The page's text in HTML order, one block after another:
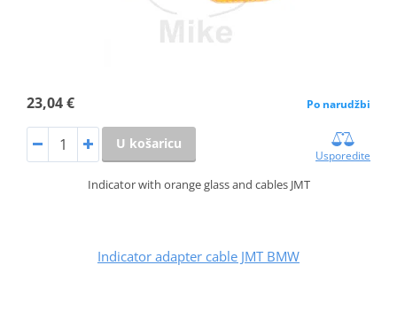
23,04 € Po narudžbi
U košaricu
Usporedite
Indicator with orange glass and cables JMT
Indicator adapter cable JMT BMW